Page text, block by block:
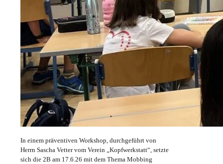
In einem präventiven Workshop, durchgeführt von
Herrn Sascha Vetter vom Verein „Kopfwerkstatt“, setzte
sich die 2B am 17.6.26 mit dem Thema Mobbing